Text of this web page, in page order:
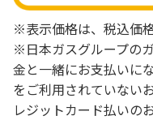
※表示価格は、税込価
※日本ガスグループの
金と一緒にお支払いに
をご利用されていない
レジットカード払いの